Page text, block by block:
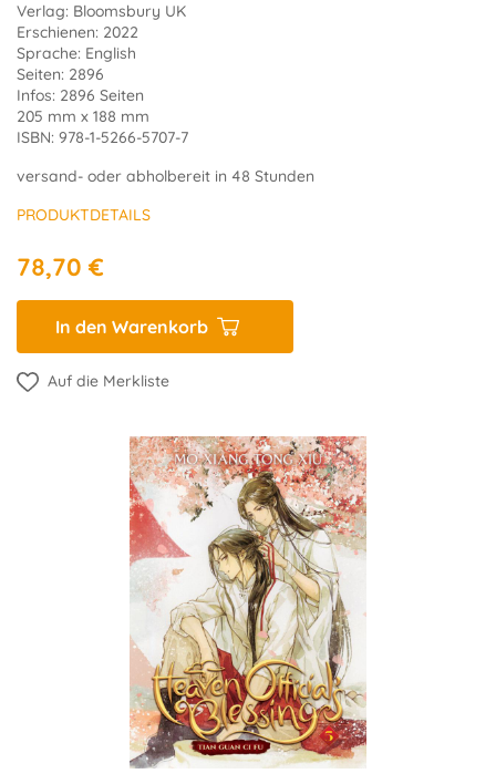
Verlag: Bloomsbury UK
Erschienen: 2022
Sprache: English
Seiten: 2896
Infos: 2896 Seiten
205 mm x 188 mm
ISBN: 978-1-5266-5707-7
versand- oder abholbereit in 48 Stunden
PRODUKTDETAILS
78,70 €
In den Warenkorb
Auf die Merkliste